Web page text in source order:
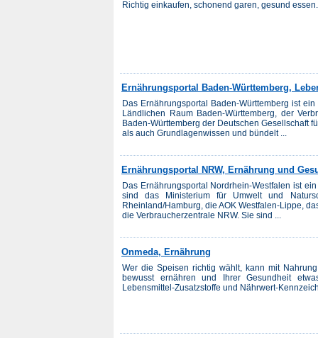
Richtig einkaufen, schonend garen, gesund essen.
Ernährungsportal Baden-Württemberg,
Das Ernährungsportal Baden-Württemberg ist
Ländlichen Raum Baden-Württemberg, der
Baden-Württemberg der Deutschen Gesellschaft
als auch Grundlagenwissen und bündelt ...
Ernährungsportal NRW, Ernährung und
Das Ernährungsportal Nordrhein-Westfalen ist
sind das Ministerium für Umwelt und
Rheinland/Hamburg, die AOK Westfalen-Lippe,
die Verbraucherzentrale NRW. Sie sind ...
Onmeda, Ernährung
Wer die Speisen richtig wählt, kann mit
bewusst ernähren und Ihrer Gesundheit
Lebensmittel-Zusatzstoffe und Nährwert-